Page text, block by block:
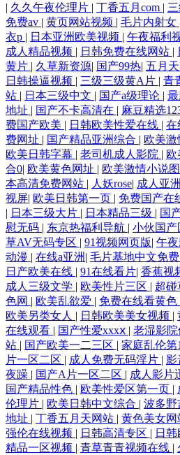
| 久久午夜伦理片 | 丁香五月com |
免费av | 黄页网站视频 | 毛片内射女
衣p | 日本亚洲欧美视频 | 午夜福利
成人精品视频 | 日韩免费在线网站 |
黄片 | 久草新资源| 国产99热| 五月
日韩操逼视频 | 三级三级黄A片 | 青
站 | 日本三级中文 | 国产a级理论 |
地址 | 国产不卡高清在 | 麻豆精选
费国产欧美 | 日韩欧美性爱在线 | 在
费网址 | 国产精品亚洲综合 | 欧美激
欧美日韩字幕 | 老司机成人影院 | 欧
合0| 欧美黄色网址 | 欧美激情小说
本高清免费网站 | 人妖rose| 成人亚洲
视屏| 欧美日韩第一页 | 免费国产在
| 日本三级大片 | 日本精品三级 | 国
慰无码 | 东京热福利导航 | 小伙国产
草AV无码专区 | 91视频网页版| 午
动漫 | 在线a亚洲 | 毛片基地中文免费
日产欧美在线 | 91在线看片| 香蕉视
成人三级文学 | 欧美性片三区 | 超碰
色网 | 欧美乱欲爱 | 免费在线看黄色
欧美另类女人 | 日韩欧美美女视频 |
在线观看 | 国产性爱xxxⅹ | 老湿影
站 | 国产欧美一二三区 | 家庭乱伦第
片一区二区 | 成人免费无码淫片 | 影
夜躁 | 国产A片一区二区 | 成人影片
国产精品性色 | 欧美性爱区第一页 |
伦理片 | 欧美日韩中文综合 | 波多野
地址 | 丁香五月天网站 | 黄色美女网
强伦在线视频 | 日韩高清专区 | 日
精品一区视频 | 青草青青视频在线 |